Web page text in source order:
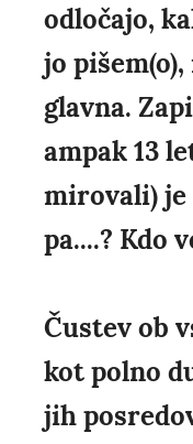
odločajo,
jo
glavna.
ampak 13
mirovali) je
pa....? Kdo
Čustev ob
kot polno
jih